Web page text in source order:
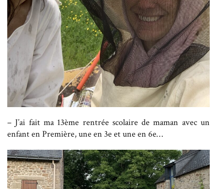
– J’ai fait ma 13ème rentrée scolaire de maman avec un
enfant en Première, une en 3e et une en 6e…